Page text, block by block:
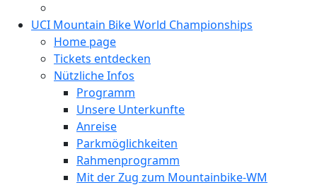
UCI Mountain Bike World Championships
Home page
Tickets entdecken
Nützliche Infos
Programm
Unsere Unterkunfte
Anreise
Parkmöglichkeiten
Rahmenprogramm
Mit der Zug zum Mountainbike-WM